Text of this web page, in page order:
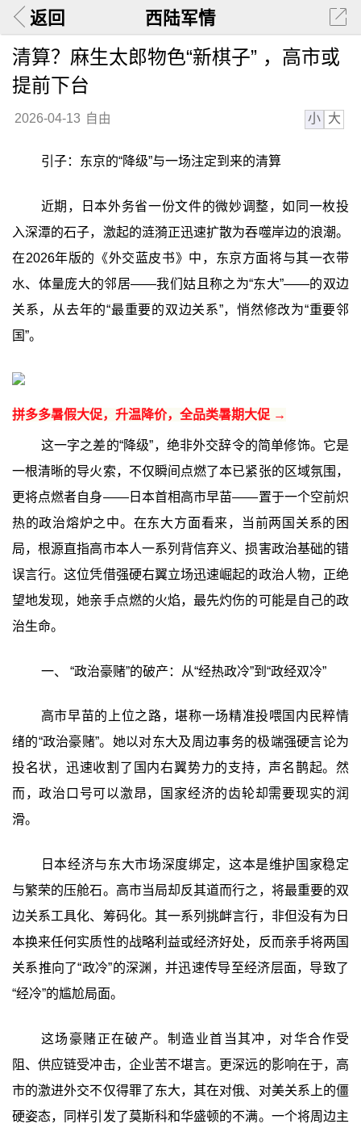
返回 西陆军情
清算？麻生太郎物色“新棋子” ，高市或
提前下台
2026-04-13 自由 小 大
引子：东京的“降级”与一场注定到来的清算
近期，日本外务省一份文件的微妙调整，如同一枚投
入深潭的石子，激起的涟漪正迅速扩散为吞噬岸边的浪潮。
在2026年版的《外交蓝皮书》中，东京方面将与其一衣带
水、体量庞大的邻居——我们姑且称之为“东大”——的双边
关系，从去年的“最重要的双边关系”，悄然修改为“重要邻
国”。
拼多多暑假大促，升温降价，全品类暑期大促 →
这一字之差的“降级”，绝非外交辞令的简单修饰。它是
一根清晰的导火索，不仅瞬间点燃了本已紧张的区域氛围，
更将点燃者自身——日本首相高市早苗——置于一个空前炽
热的政治熔炉之中。在东大方面看来，当前两国关系的困
局，根源直指高市本人一系列背信弃义、损害政治基础的错
误言行。这位凭借强硬右翼立场迅速崛起的政治人物，正绝
望地发现，她亲手点燃的火焰，最先灼伤的可能是自己的政
治生命。
一、 “政治豪赌”的破产：从“经热政冷”到“政经双冷”‍
高市早苗的上位之路，堪称一场精准投喂国内民粹情
绪的“政治豪赌”。她以对东大及周边事务的极端强硬言论为
投名状，迅速收割了国内右翼势力的支持，声名鹊起。然
而，政治口号可以激昂，国家经济的齿轮却需要现实的润
滑。
日本经济与东大市场深度绑定，这本是维护国家稳定
与繁荣的压舱石。高市当局却反其道而行之，将最重要的双
边关系工具化、筹码化。其一系列挑衅言行，非但没有为日
本换来任何实质性的战略利益或经济好处，反而亲手将两国
关系推向了“政冷”的深渊，并迅速传导至经济层面，导致了
“经冷”的尴尬局面。
这场豪赌正在破产。制造业首当其冲，对华合作受
阻、供应链受冲击，企业苦不堪言。更深远的影响在于，高
市的激进外交不仅得罪了东大，其在对俄、对美关系上的僵
硬姿态，同样引发了莫斯科和华盛顿的不满。一个将周边主